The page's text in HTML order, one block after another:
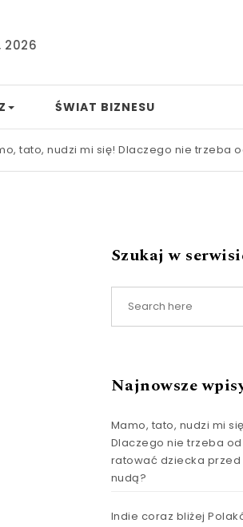
2026
ŚWIAT BIZNESU
mi się! Dlaczego nie trzeba od razu
Szukaj w
Najnowsze
Mamo, tato, nudzi mi
Dlaczego nie trzeba
ratować dziecka przed
nudą?
Indie coraz bliżej